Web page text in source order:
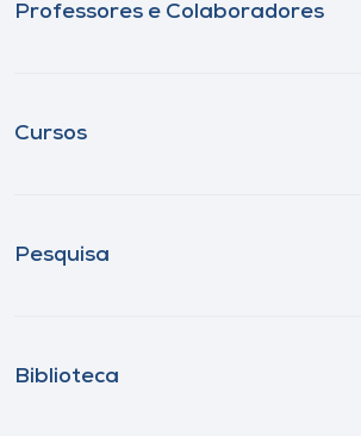
Professores e Colaboradores
Cursos
Pesquisa
Biblioteca